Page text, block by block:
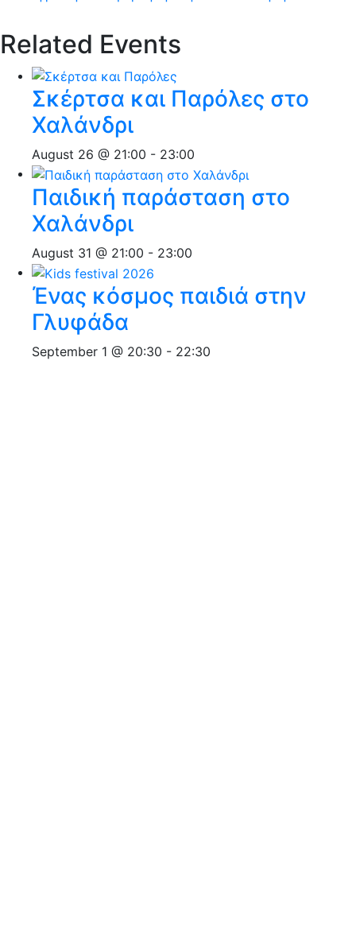
Related Events
Σκέρτσα και Παρόλες στο
Χαλάνδρι
August 26 @ 21:00 - 23:00
Παιδική παράσταση στο
Χαλάνδρι
August 31 @ 21:00 - 23:00
Ένας κόσμος παιδιά στην
Γλυφάδα
September 1 @ 20:30 - 22:30